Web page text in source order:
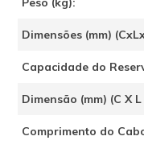
Dimensões (mm)
Capacidade do
Dimensão (mm) (C X
Comprimento do